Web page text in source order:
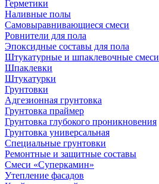
Герметики
Наливные полы
Самовыравнивающиеся смеси
Ровнители для пола
Эпоксидные составы для пола
Штукатурные и шпаклевочные смеси
Шпаклевки
Штукатурки
Грунтовки
Адгезионная грунтовка
Грунтовка праймер
Грунтовка глубокого проникновения
Грунтовка универсальная
Специальные грунтовки
Ремонтные и защитные составы
Смеси «Суперкамин»
Утепление фасадов